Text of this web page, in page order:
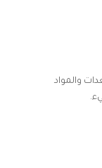
والمواد